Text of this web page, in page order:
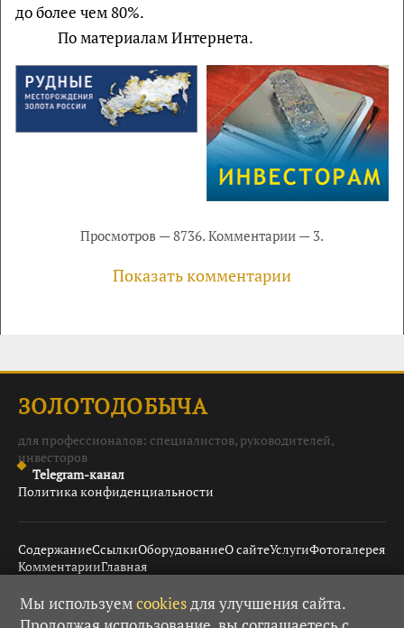
до более чем 80%.
По материалам Интернета.
Просмотров — 8736. Комментарии — 3.
Показать комментарии
ЗОЛОТОДОБЫЧА
для профессионалов: специалистов, руководителей,
инвесторов
Telegram-канал
Политика конфиденциальности
СодержаниеСсылкиОборудованиеО сайтеУслугиФотогалерея
КомментарииГлавная
Мы используемcookiesдля улучшения сайта.